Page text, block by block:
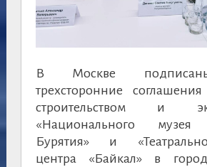
В Москве
трехсторонние
строительством и
«Национального музея
Бурятия» и «Театрально-
центра «Байкал» в